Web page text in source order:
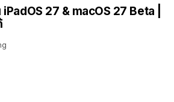
iPadOS 27 & macOS 27 Beta |